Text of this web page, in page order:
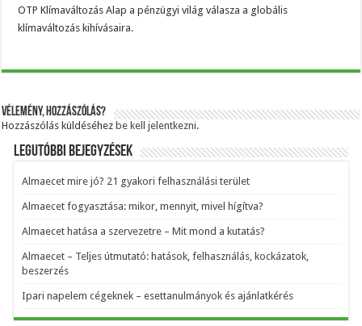
OTP Klímaváltozás Alap a pénzügyi világ válasza a globális
klímaváltozás kihívásaira.
Vélemény, hozzászólás?
Hozzászólás küldéséhez be kell jelentkezni.
Legutóbbi bejegyzések
Almaecet mire jó? 21 gyakori felhasználási terület
Almaecet fogyasztása: mikor, mennyit, mivel hígítva?
Almaecet hatása a szervezetre – Mit mond a kutatás?
Almaecet – Teljes útmutató: hatások, felhasználás, kockázatok,
beszerzés
Ipari napelem cégeknek – esettanulmányok és ajánlatkérés